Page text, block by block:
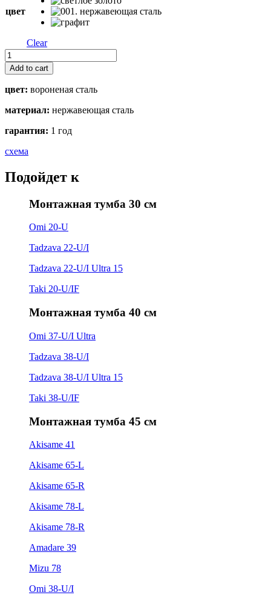
цвет
Clear
WK-
1C
quantity
Add to cart
цвет: вороненая сталь
материал: нержавеющая сталь
гарантия: 1 год
схема
Подойдет к
Монтажная тумба 30 см
Omi 20-U
Tadzava 22-U/I
Tadzava 22-U/I Ultra 15
Taki 20-U/IF
Монтажная тумба 40 см
Omi 37-U/I Ultra
Tadzava 38-U/I
Tadzava 38-U/I Ultra 15
Taki 38-U/IF
Монтажная тумба 45 см
Akisame 41
Akisame 65-L
Akisame 65-R
Akisame 78-L
Akisame 78-R
Amadare 39
Mizu 78
Omi 38-U/I